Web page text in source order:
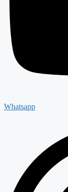
Whatsapp